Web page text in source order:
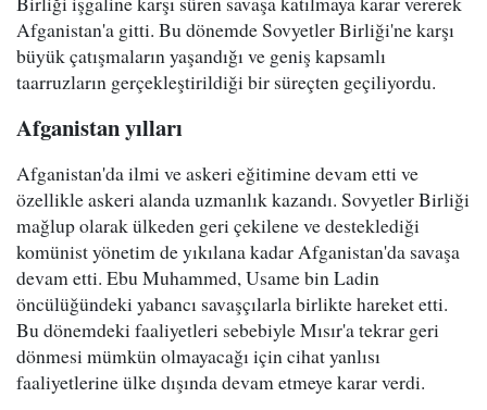
Afganistan'a gitti. Bu dönemde Sovyetler Birliği'ne karşı
büyük çatışmaların yaşandığı ve geniş kapsamlı
taarruzların gerçekleştirildiği bir süreçten geçiliyordu.
Afganistan yılları
Afganistan'da ilmi ve askeri eğitimine devam etti ve
özellikle askeri alanda uzmanlık kazandı. Sovyetler Birliği
mağlup olarak ülkeden geri çekilene ve desteklediği
komünist yönetim de yıkılana kadar Afganistan'da savaşa
devam etti. Ebu Muhammed, Usame bin Ladin
öncülüğündeki yabancı savaşçılarla birlikte hareket etti.
Bu dönemdeki faaliyetleri sebebiyle Mısır'a tekrar geri
dönmesi mümkün olmayacağı için cihat yanlısı
faaliyetlerine ülke dışında devam etmeye karar verdi.